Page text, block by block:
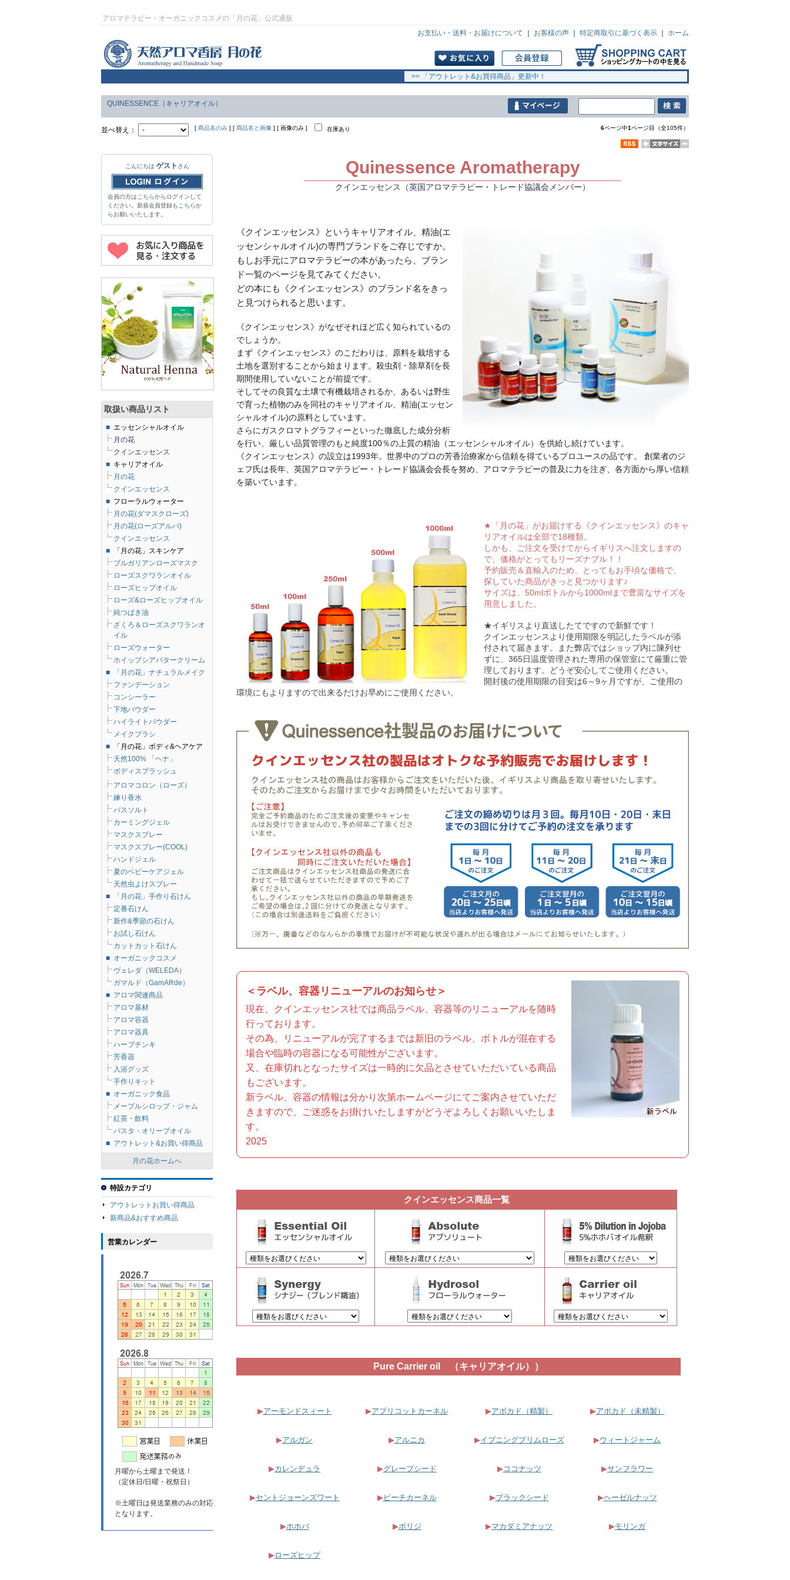
アロマテラピー・オーガニックコスメの「月の花」公式通販
お支払い・送料・お届けについて
お客様の声 特定商取引に基づく表示 ホーム
>> 「アウトレット&お買得商品」更新中！
QUINESSENCE（キャリアオイル）
並べ替え： [ 商品名のみ ] [ 商品名と画像 ] [ 画像のみ ] 在庫あり 6ページ中1ページ目（全105件）
Quinessence Aromatherapy
クインエッセンス（英国アロマテラピー・トレード協議会メンバー）
《クインエッセンス》というキャリアオイル、精油(エ
ッセンシャルオイル)の専門ブランドをご存じですか。
もしお手元にアロマテラピーの本があったら、ブラン
ド一覧のページを見てみてください。
どの本にも《クインエッセンス》のブランド名をきっ
と見つけられると思います。
《クインエッセンス》がなぜそれほど広く知られているの
でしょうか。
まず《クインエッセンス》のこだわりは、原料を栽培する
土地を選別することから始まります。殺虫剤・除草剤を長
期間使用していないことが前提です。
そしてその良質な土壌で有機栽培されるか、あるいは野生
で育った植物のみを同社のキャリアオイル、精油(エッセン
シャルオイル)の原料としています。
さらにガスクロマトグラフィーといった徹底した成分分析
を行い、厳しい品質管理のもと純度100％の上質の精油（エッセンシャルオイル）を供給し続けています。
《クインエッセンス》の設立は1993年。世界中のプロの芳香治療家から信頼を得ているプロユースの品です。 創業者のジ
ェフ氏は長年、英国アロマテラピー・トレード協議会会長を努め、アロマテラピーの普及に力を注ぎ、各方面から厚い信頼
を築いています。
★「月の花」がお届けする《クインエッセンス》のキャ
リアオイルは全部で18種類。
しかも、ご注文を受けてからイギリスへ注文しますの
で、価格がとってもリーズナブル！！
予約販売＆直輸入のため、とってもお手頃な価格で、
探していた商品がきっと見つかります♪
サイズは、50mlボトルから1000mlまで豊富なサイズを
用意しました。
★イギリスより直送したてですので新鮮です！
クインエッセンスより使用期限を明記したラベルが添
付されて届きます。また弊店ではショップ内に陳列せ
ずに、365日温度管理された専用の保管室にて厳重に管
理しております。どうぞ安心してご使用ください。
開封後の使用期限の目安は6～9ヶ月ですが、ご使用の
環境にもよりますので出来るだけお早めにご使用ください。
＜ラベル、容器リニューアルのお知らせ＞
現在、クインエッセンス社では商品ラベル、容器等のリニューアルを随時
行っております。
その為、リニューアルが完了するまでは新旧のラベル、ボトルが混在する
場合や臨時の容器になる可能性がございます。
又、在庫切れとなったサイズは一時的に欠品とさせていただいている商品
もございます。
新ラベル、容器の情報は分かり次第ホームページにてご案内させていただ
きますので、ご迷惑をお掛けいたしますがどうぞよろしくお願いいたしま
す。
2025
クインエッセンス商品一覧
Pure Carrier oil （キャリアオイル））
▶アーモンドスィート ▶アプリコットカーネル ▶アボカド（精製） ▶アボカド（未精製）
▶アルガン ▶アルニカ ▶イブニングプリムローズ ▶ウィートジャーム
▶カレンデュラ ▶グレープシード ▶ココナッツ ▶サンフラワー
▶セントジョーンズワート ▶ピーチカーネル ▶ブラックシード ▶ヘーゼルナッツ
▶ホホバ ▶ボリジ ▶マカダミアナッツ ▶モリンガ
▶ローズヒップ
こんにちは ゲスト さん
会員の方はこちらからログインして
ください。新規会員登録もこちらか
らお願いいたします。
取扱い商品リスト
■ エッセンシャルオイル
月の花
クインエッセンス
■ キャリアオイル
月の花
クインエッセンス
■ フローラルウォーター
月の花(ダマスクローズ)
月の花(ローズアルバ)
クインエッセンス
■
「月の花」スキンケア
ブルガリアンローズマスク
ローズスクワランオイル
ローズヒップオイル
ローズ&ローズヒップオイル
純つばき油
ざくろ＆ローズスクワランオ
イル
ローズウォーター
ホイップシアバタークリーム
■
「月の花」ナチュラルメイク
ファンデーション
コンシーラー
下地パウダー
ハイライトパウダー
メイクブラシ
■
「月の花」ボディ&ヘアケア
天然100% 「ヘナ」
ボディスプラッシュ
アロマコロン（ローズ）
練り香水
バスソルト
カーミングジェル
マスクスプレー
マスクスプレー(COOL)
ハンドジェル
夏のベビーケアジェル
天然虫よけスプレー
■
「月の花」手作り石けん
定番石けん
新作&季節の石けん
お試し石けん
カットカット石けん
■ オーガニックコスメ
ヴェレダ（WELEDA）
ガマルド（GamARde）
■ アロマ関連商品
アロマ基材
アロマ容器
アロマ器具
ハーブチンキ
芳香器
入浴グッズ
手作りキット
■ オーガニック食品
メープルシロップ・ジャム
紅茶・飲料
パスタ・オリーブオイル
■ アウトレット&お買い得商品
月の花ホームへ
特設カテゴリ
アウトレットお買い得商品
新商品&おすすめ商品
営業カレンダー
月曜から土曜まで発送！
（定休日/日曜・祝祭日）
※土曜日は発送業務のみの対応
となります。